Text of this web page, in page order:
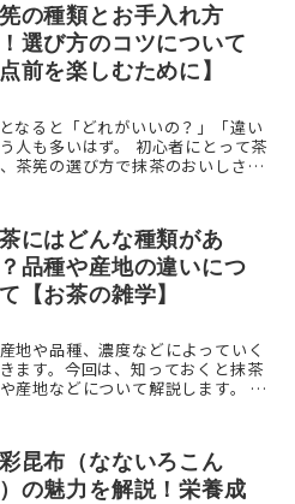
の種類とお手入れ方
選び方のコツについて
点前を楽しむために】
なると「どれがいいの？」「違い
人も多いはず。 初心者にとって茶
茶筅の選び方で抹茶のおいしさが
にはどんな種類があ
品種や産地の違いにつ
【お茶の雑学】
地や品種、濃度などによっていく
ます。今回は、知っておくと抹茶
産地などについて解説します。 抹
昆布（なないろこん
の魅力を解説！栄養成